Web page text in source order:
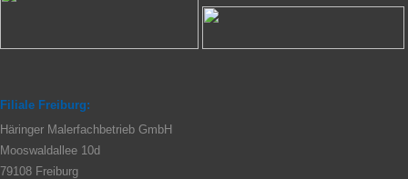
Filiale Freiburg:
Häringer Malerfachbetrieb GmbH
Mooswaldallee 10d
79108 Freiburg